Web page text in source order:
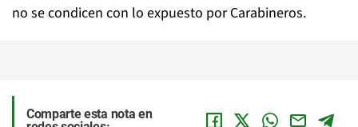
no se condicen con lo expuesto por Carabineros.
Comparte esta nota en